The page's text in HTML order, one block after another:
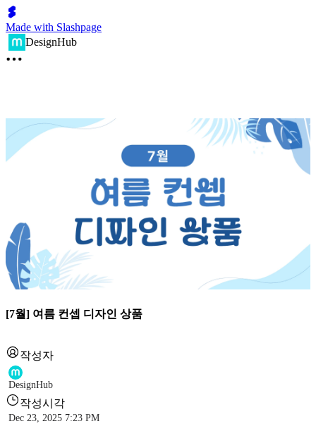
Made with Slashpage
DesignHub
[7월] 여름 컨셉 디자인 상품
작성자
DesignHub
작성시각
Dec 23, 2025 7:23 PM